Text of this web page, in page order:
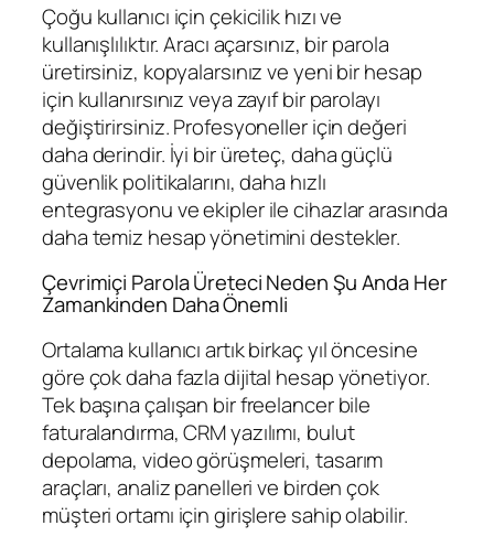
Çoğu kullanıcı için çekicilik hızı ve
kullanışlılıktır. Aracı açarsınız, bir parola
üretirsiniz, kopyalarsınız ve yeni bir hesap
için kullanırsınız veya zayıf bir parolayı
değiştirirsiniz. Profesyoneller için değeri
daha derindir. İyi bir üreteç, daha güçlü
güvenlik politikalarını, daha hızlı
entegrasyonu ve ekipler ile cihazlar arasında
daha temiz hesap yönetimini destekler.
Çevrimiçi Parola Üreteci Neden Şu Anda Her
Zamankinden Daha Önemli
Ortalama kullanıcı artık birkaç yıl öncesine
göre çok daha fazla dijital hesap yönetiyor.
Tek başına çalışan bir freelancer bile
faturalandırma, CRM yazılımı, bulut
depolama, video görüşmeleri, tasarım
araçları, analiz panelleri ve birden çok
müşteri ortamı için girişlere sahip olabilir.